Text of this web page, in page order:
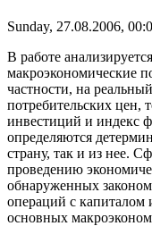
Sunday, 27.08.2006,
В работе
макроэкономические
частности, на
потребительских цен,
инвестиций и индекс
определяются
страну, так и из нее.
проведению
обнаруженных
операций с
основных